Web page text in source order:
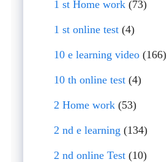
1 st Home work(73)
1 st online test(4)
10 e learning video(166)
10 th online test(4)
2 Home work(53)
2 nd e learning (134)
2 nd online Test(10)